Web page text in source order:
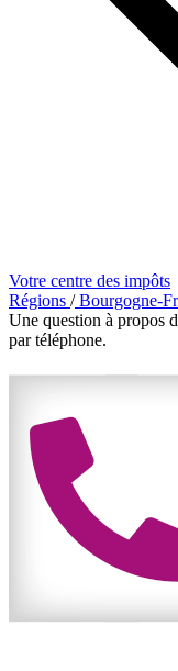
Votre centre des impôts
Régions /Bourgogne-
Une question à propos
par téléphone.